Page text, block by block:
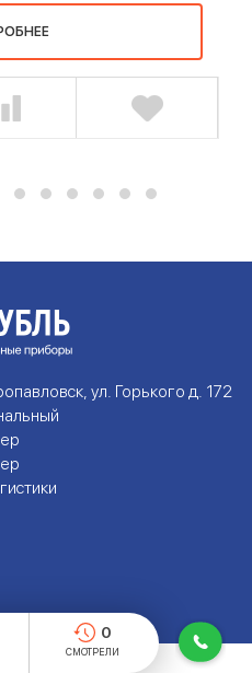
ул. Горького д. 172
0
СМОТРЕЛИ